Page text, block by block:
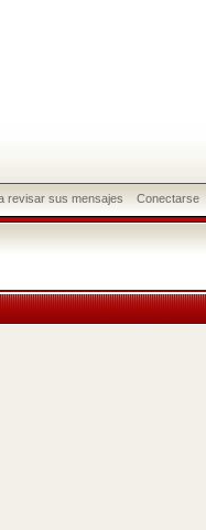
revisar sus mensajes Conectarse